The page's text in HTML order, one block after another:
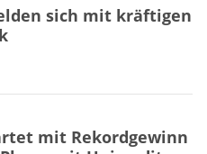
sich mit kräftigen
mit Rekordgewinn